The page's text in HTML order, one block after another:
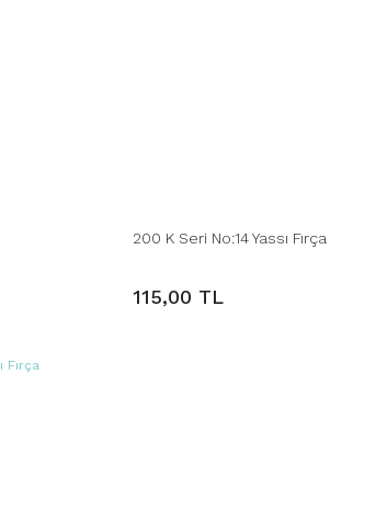
200 K Seri No:14 Yassı Fırça
115,00 TL